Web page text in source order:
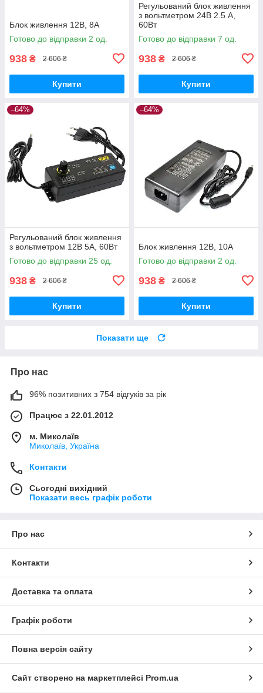
Блок живлення 12В, 8А
Готово до відправки 2 од.
938 ₴ 2 606 ₴
Купити
Регульований блок живлення
з вольтметром 24В 2.5 A,
60Вт
Готово до відправки 7 од.
938 ₴ 2 606 ₴
Купити
–64%
Регульований блок живлення
з вольтметром 12В 5A, 60Вт
Готово до відправки 25 од.
938 ₴ 2 606 ₴
Купити
–64%
Блок живлення 12В, 10А
Готово до відправки 2 од.
938 ₴ 2 606 ₴
Купити
Показати ще
Про нас
96% позитивних з 754 відгуків за рік
Працює з 22.01.2012
м. Миколаїв
Миколаїв, Україна
Контакти
Сьогодні вихідний
Показати весь графік роботи
Про нас
Контакти
Доставка та оплата
Графік роботи
Повна версія сайту
Сайт створено на маркетплейсі Prom.ua